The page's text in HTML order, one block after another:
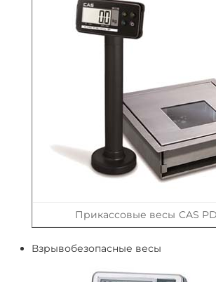
Прикассовые весы CAS
Взрывобезопасные весы